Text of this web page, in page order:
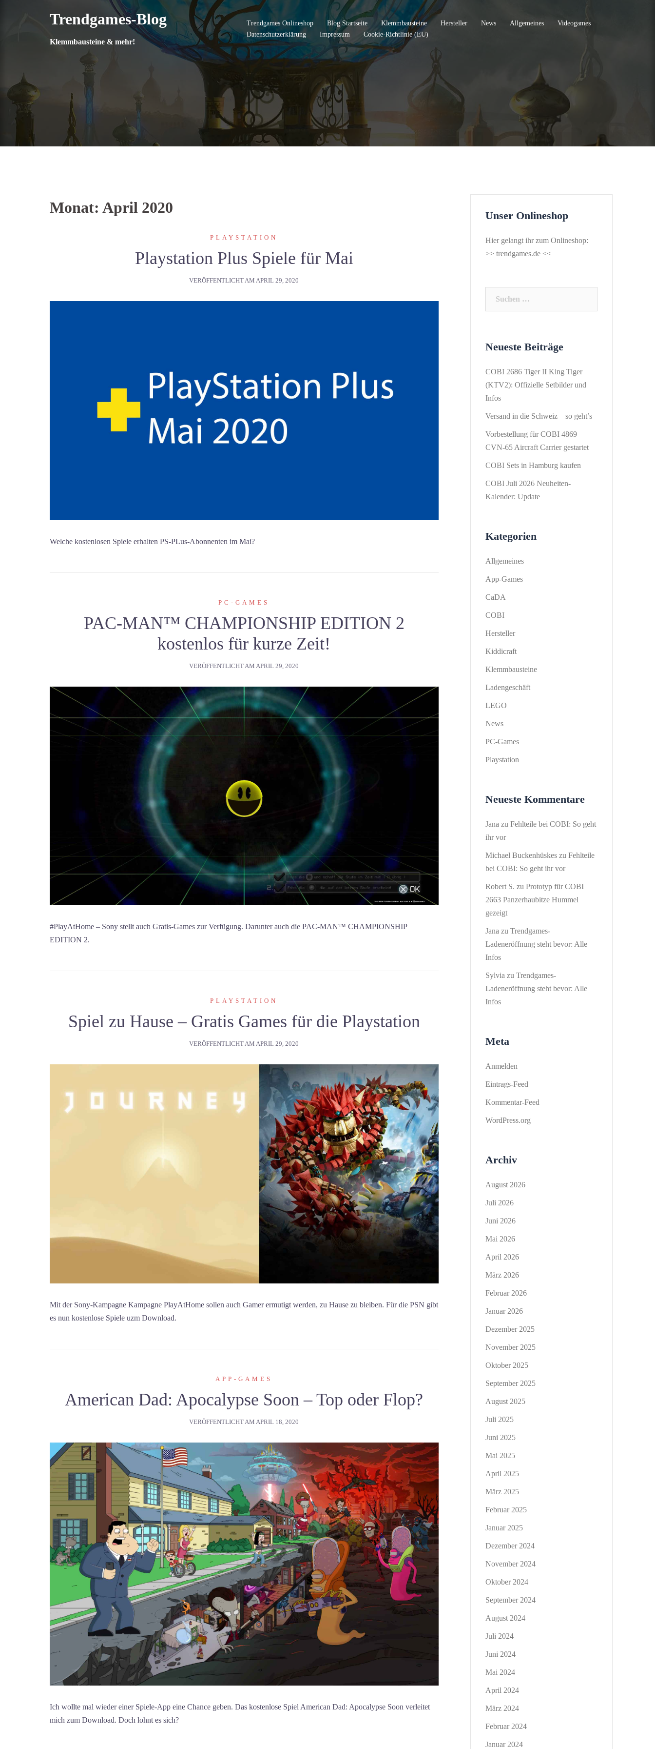
Trendgames-Blog
Klemmbausteine & mehr!
Trendgames Onlineshop Blog Startseite Klemmbausteine Hersteller News Allgemeines
Videogames
Datenschutzerklärung
Impressum Cookie-Richtlinie (EU)
Monat: April 2020
PLAYSTATION
Playstation Plus Spiele für Mai
VERÖFFENTLICHT AMAPRIL 29, 2020
Welche kostenlosen Spiele erhalten PS-PLus-Abonnenten im Mai?
PC-GAMES
PAC-MAN™ CHAMPIONSHIP EDITION 2
kostenlos für kurze Zeit!
VERÖFFENTLICHT AM APRIL 29, 2020
#PlayAtHome – Sony stellt auch Gratis-Games zur Verfügung. Darunter auch die PAC-MAN™ CHAMPIONSHIP
EDITION 2.
PLAYSTATION
Spiel zu Hause – Gratis Games für die Playstation
VERÖFFENTLICHT AMAPRIL 29, 2020
Mit der Sony-Kampagne Kampagne PlayAtHome sollen auch Gamer ermutigt werden, zu Hause zu bleiben. Für die PSN gibt
es nun kostenlose Spiele uzm Download.
APP-GAMES
American Dad: Apocalypse Soon – Top oder Flop?
VERÖFFENTLICHT AM APRIL 18, 2020
Ich wollte mal wieder einer Spiele-App eine Chance geben. Das kostenlose Spiel American Dad: Apocalypse Soon verleitet
mich zum Download. Doch lohnt es sich?
Unser Onlineshop
Hier gelangt ihr zum Onlineshop:
>> trendgames.de<<
Neueste Beiträge
COBI 2686 Tiger II King Tiger
(KTV2): Offizielle Setbilder und
Infos
Versand in die Schweiz – so geht’s
Vorbestellung für COBI 4869
CVN-65 Aircraft Carrier gestartet
COBI Sets in Hamburg kaufen
COBI Juli 2026 Neuheiten-
Kalender: Update
Kategorien
Allgemeines
App-Games
CaDA
COBI
Hersteller
Kiddicraft
Klemmbausteine
Ladengeschäft
LEGO
News
PC-Games
Playstation
Neueste Kommentare
Jana zu Fehlteile bei COBI: So geht
ihr vor
Michael Buckenhüskeszu Fehlteile
bei COBI: So geht ihr vor
Robert S. zu Prototyp für COBI
2663 Panzerhaubitze Hummel
gezeigt
Jana zu Trendgames-
Ladeneröffnung steht bevor: Alle
Infos
Sylvia zu Trendgames-
Ladeneröffnung steht bevor: Alle
Infos
Meta
Anmelden
Eintrags-Feed
Kommentar-Feed
WordPress.org
Archiv
August 2026
Juli 2026
Juni 2026
Mai 2026
April 2026
März 2026
Februar 2026
Januar 2026
Dezember 2025
November 2025
Oktober 2025
September 2025
August 2025
Juli 2025
Juni 2025
Mai 2025
April 2025
März 2025
Februar 2025
Januar 2025
Dezember 2024
November 2024
Oktober 2024
September 2024
August 2024
Juli 2024
Juni 2024
Mai 2024
April 2024
März 2024
Februar 2024
Januar 2024